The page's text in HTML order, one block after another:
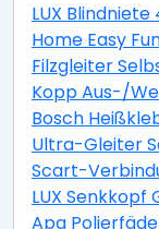
LUX
Home Easy
Filzgleiter
Kopp Aus-/
Bosch
Ultra-Gleiter
Scart-
LUX
Apa